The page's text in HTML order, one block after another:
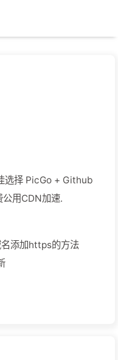
选择 PicGo + Github
用CDN加速.
添加https的方法